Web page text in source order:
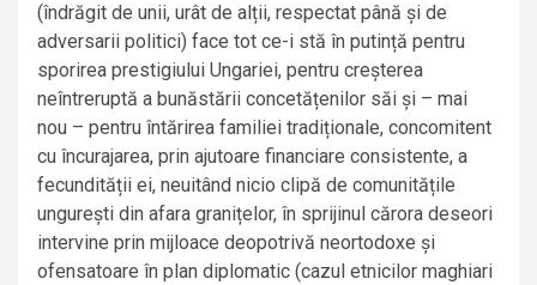
(îndrăgit de unii, urât de alții, respectat până și de
adversarii politici) face tot ce-i stă în putință pentru
sporirea prestigiului Ungariei, pentru creșterea
neîntreruptă a bunăstării concetățenilor săi și – mai
nou – pentru întărirea familiei tradiționale, concomitent
cu încurajarea, prin ajutoare financiare consistente, a
fecundității ei, neuitând nicio clipă de comunitățile
ungurești din afara granițelor, în sprijinul cărora deseori
intervine prin mijloace deopotrivă neortodoxe și
ofensatoare în plan diplomatic (cazul etnicilor maghiari